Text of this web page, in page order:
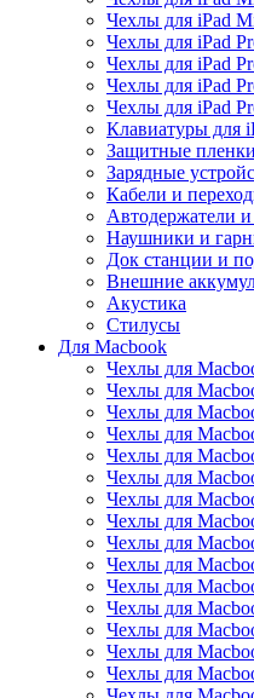
Чехлы для iPad
Чехлы для iPad
Чехлы для iPad
Чехлы для iPad
Чехлы для iPad
Клавиатуры для
Защитные
Зарядные
Кабели и
Автодержатели
Наушники и
Док станции и
Внешние
Акустика
Стилусы
Для Macbook
Чехлы для
Чехлы для
Чехлы для
Чехлы для
Чехлы для
Чехлы для
Чехлы для
Чехлы для
Чехлы для
Чехлы для
Чехлы для
Чехлы для
Чехлы для
Чехлы для
Чехлы для